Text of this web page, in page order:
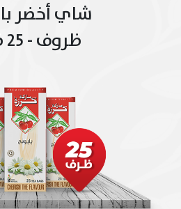
شاي أخضر
ظروف - 25 ظرف